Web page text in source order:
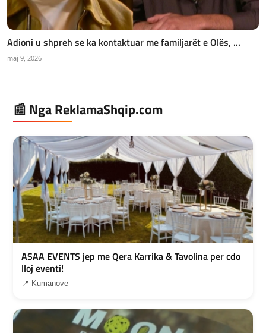
Adioni u shpreh se ka kontaktuar me familjarët e Olës, ...
maj 9, 2026
📰 Nga ReklamaShqip.com
ASAA EVENTS jep me Qera Karrika & Tavolina per cdo
lloj eventi!
📍 Kumanove